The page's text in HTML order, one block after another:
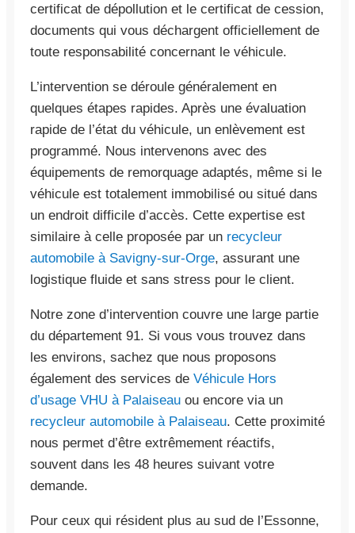
certificat de dépollution et le certificat de cession,
documents qui vous déchargent officiellement de
toute responsabilité concernant le véhicule.
L’intervention se déroule généralement en
quelques étapes rapides. Après une évaluation
rapide de l’état du véhicule, un enlèvement est
programmé. Nous intervenons avec des
équipements de remorquage adaptés, même si le
véhicule est totalement immobilisé ou situé dans
un endroit difficile d’accès. Cette expertise est
similaire à celle proposée par un recycleur
automobile à Savigny-sur-Orge, assurant une
logistique fluide et sans stress pour le client.
Notre zone d’intervention couvre une large partie
du département 91. Si vous vous trouvez dans
les environs, sachez que nous proposons
également des services de Véhicule Hors
d’usage VHU à Palaiseau ou encore via un
recycleur automobile à Palaiseau. Cette proximité
nous permet d’être extrêmement réactifs,
souvent dans les 48 heures suivant votre
demande.
Pour ceux qui résident plus au sud de l’Essonne,